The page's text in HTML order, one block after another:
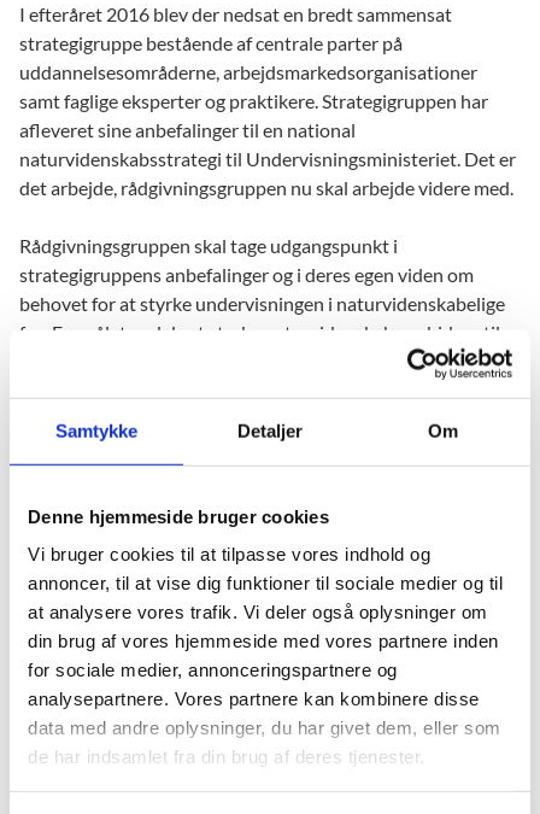
Samtykke Detaljer Om
Denne hjemmeside bruger cookies
Vi bruger cookies til at tilpasse vores indhold og
annoncer, til at vise dig funktioner til sociale medier og til
at analysere vores trafik. Vi deler også oplysninger om
din brug af vores hjemmeside med vores partnere inden
for sociale medier, annonceringspartnere og
analysepartnere. Vores partnere kan kombinere disse
data med andre oplysninger, du har givet dem, eller som
de har indsamlet fra din brug af deres tjenester.
I efteråret 2016 blev der nedsat en bredt sammensat
strategigruppe bestående af centrale parter på
uddannelsesområderne, arbejdsmarkedsorganisationer
samt faglige eksperter og praktikere. Strategigruppen har
afleveret sine anbefalinger til en national
naturvidenskabsstrategi til Undervisningsministeriet. Det er
det arbejde, rådgivningsgruppen nu skal arbejde videre med.
Rådgivningsgruppen skal tage udgangspunkt i
strategigruppens anbefalinger og i deres egen viden om
behovet for at styrke undervisningen i naturvidenskabelige
fag. Formålet er dels at styrke naturvidenskabens bidrag til
alle børn og unges almendannelse og dels at fremme deres
uddannelser og erhverv.
En national strategi for naturvidenskab indgår i Aftalen om
Rådgivningsgruppen består af:
Steen Laugesen Hansen, Lektor, Københavns
Universitet, Niels Bohr Instituttet
Lars Holm Øgendal, Lektor, Københavns
Universitet, Niels Bohr Instituttet
John Renner Hansen, Dekan,